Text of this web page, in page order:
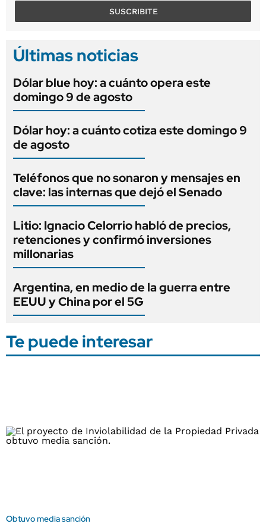
SUSCRIBITE
Últimas noticias
Dólar blue hoy: a cuánto opera este
domingo 9 de agosto
Dólar hoy: a cuánto cotiza este domingo 9
de agosto
Teléfonos que no sonaron y mensajes en
clave: las internas que dejó el Senado
Litio: Ignacio Celorrio habló de precios,
retenciones y confirmó inversiones
millonarias
Argentina, en medio de la guerra entre
EEUU y China por el 5G
Te puede interesar
Obtuvo media sanción